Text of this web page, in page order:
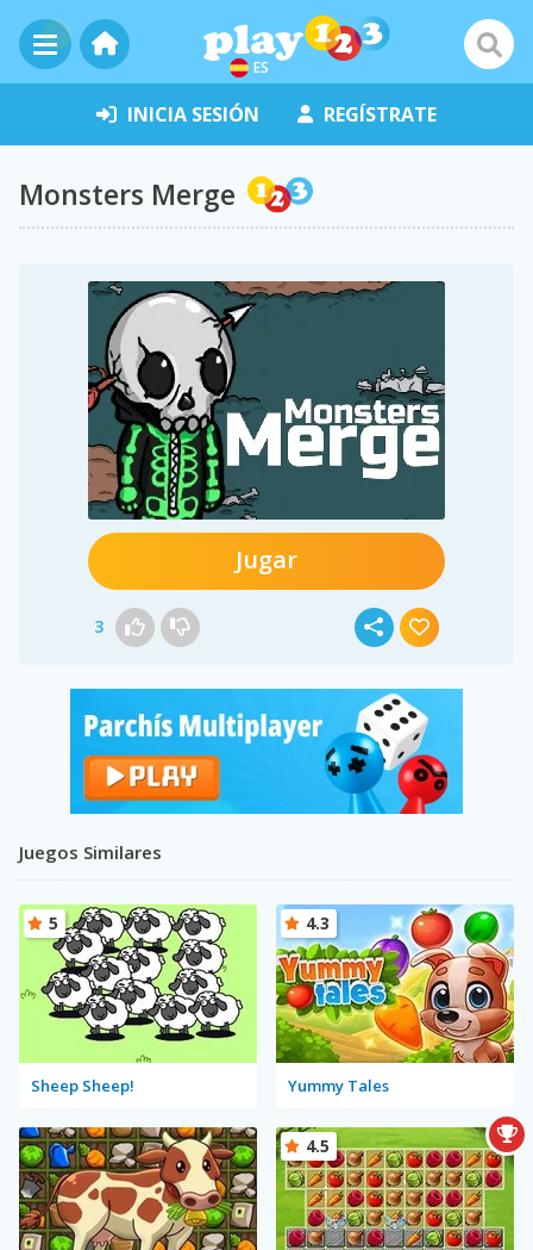
ES
INICIA SESIÓN REGÍSTRATE
Monsters Merge
Jugar
3
Juegos Similares
Sheep Sheep!
5
Yummy Tales
4.3
4.5